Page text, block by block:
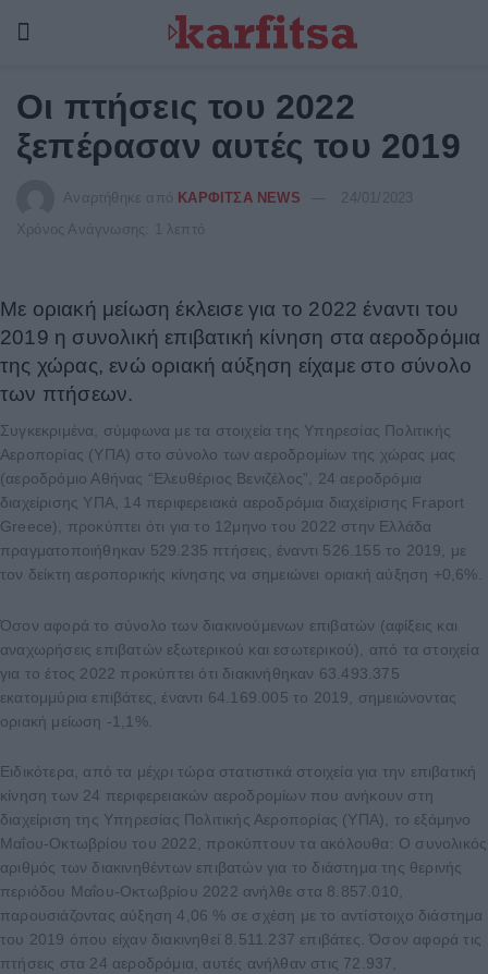
Οι πτήσεις του 2022
ξεπέρασαν αυτές του 2019
Αναρτήθηκε από ΚΑΡΦΙΤΣΑ NEWS
24/01/2023
Χρόνος Ανάγνωσης: 1 λεπτό
Με οριακή μείωση έκλεισε για το 2022 έναντι του
2019 η συνολική επιβατική κίνηση στα αεροδρόμια
της χώρας, ενώ οριακή αύξηση είχαμε στο σύνολο
των πτήσεων.
Συγκεκριμένα, σύμφωνα με τα στοιχεία της Υπηρεσίας Πολιτικής
Αεροπορίας (ΥΠΑ) στο σύνολο των αεροδρομίων της χώρας μας
(αεροδρόμιο Αθήνας “Ελευθέριος Βενιζέλος”, 24 αεροδρόμια
διαχείρισης ΥΠΑ, 14 περιφερειακά αεροδρόμια διαχείρισης Fraport
Greece), προκύπτει ότι για το 12μηνο του 2022 στην Ελλάδα
πραγματοποιήθηκαν 529.235 πτήσεις, έναντι 526.155 το 2019, με
τον δείκτη αεροπορικής κίνησης να σημειώνει οριακή αύξηση +0,6%.
Όσον αφορά το σύνολο των διακινούμενων επιβατών (αφίξεις και
αναχωρήσεις επιβατών εξωτερικού και εσωτερικού), από τα στοιχεία
για το έτος 2022 προκύπτει ότι διακινήθηκαν 63.493.375
εκατομμύρια επιβάτες, έναντι 64.169.005 το 2019, σημειώνοντας
οριακή μείωση -1,1%.
Ειδικότερα, από τα μέχρι τώρα στατιστικά στοιχεία για την επιβατική
κίνηση των 24 περιφερειακών αεροδρομίων που ανήκουν στη
διαχείριση της Υπηρεσίας Πολιτικής Αεροπορίας (ΥΠΑ), το εξάμηνο
Μαΐου-Οκτωβρίου του 2022, προκύπτουν τα ακόλουθα: Ο συνολικός
αριθμός των διακινηθέντων επιβατών για το διάστημα της θερινής
περιόδου Μαΐου-Οκτωβρίου 2022 ανήλθε στα 8.857.010,
παρουσιάζοντας αύξηση 4,06 % σε σχέση με το αντίστοιχο διάστημα
του 2019 όπου είχαν διακινηθεί 8.511.237 επιβάτες. Όσον αφορά τις
πτήσεις στα 24 αεροδρόμια, αυτές ανήλθαν στις 72.937,